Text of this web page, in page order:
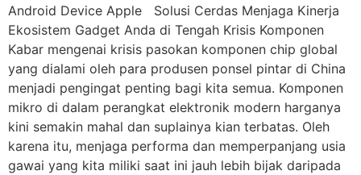
Android Device Apple Solusi Cerdas Menjaga Kinerja
Ekosistem Gadget Anda di Tengah Krisis Komponen
Kabar mengenai krisis pasokan komponen chip global
yang dialami oleh para produsen ponsel pintar di China
menjadi pengingat penting bagi kita semua. Komponen
mikro di dalam perangkat elektronik modern harganya
kini semakin mahal dan suplainya kian terbatas. Oleh
karena itu, menjaga performa dan memperpanjang usia
gawai yang kita miliki saat ini jauh lebih bijak daripada